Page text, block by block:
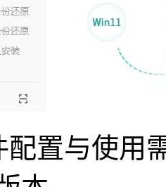
配置与使用